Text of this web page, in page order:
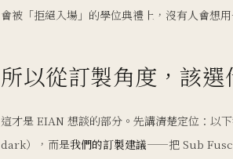
會被「拒絕入場」的學位典禮上，沒有人會想
所以從訂製角度，該選
這才是 EIAN 想談的部分。先講清楚定位：以
dark），而是我們的訂製建議——把 Sub Fusc